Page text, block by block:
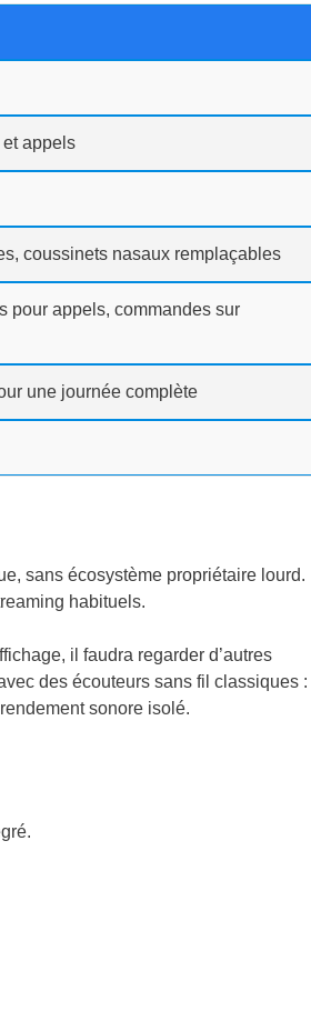
appels
coussinets nasaux remplaçables
pour appels, commandes sur
une journée complète
sans écosystème propriétaire lourd.
habituels.
il faudra regarder d’autres
des écouteurs sans fil classiques :
sonore isolé.